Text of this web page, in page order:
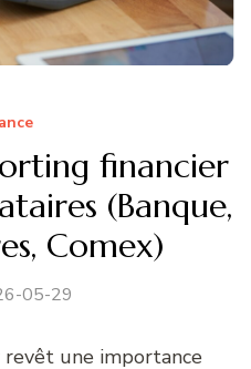
financier
(Banque,
Comex)
05-29
une importance